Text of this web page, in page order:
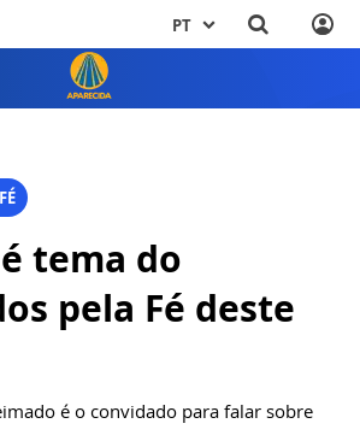
PT
tema do
pela Fé deste
é o convidado para falar sobre